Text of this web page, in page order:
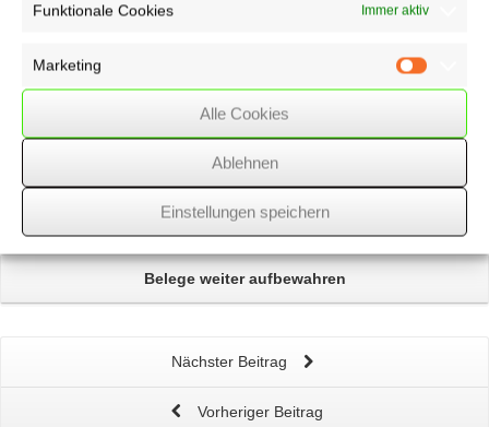
Funktionale Cookies Immer aktiv
Marketing
Alle Cookies
Ablehnen
Einstellungen speichern
wssk-admin
RelatedPosts
Unzulässige Werbungeiner Influencerin
Pauschale Zuzahlungen fürBereitschaftsdienstzeiten
steuerlich problematisch
Belege weiter aufbewahren
Nächster Beitrag
Vorheriger Beitrag